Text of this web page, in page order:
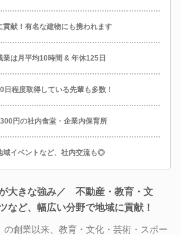
貢献！有名な建物にも携われます
業は月平均10時間 & 年休125日
程度取得している先輩も多数！
円の社内食堂・企業内保育所
域イベントなど、社内交流も◎
大きな強み／ 不動産・教育・文
など、幅広い分野で地域に貢献！
の創業以来、教育・文化・芸術・スポー